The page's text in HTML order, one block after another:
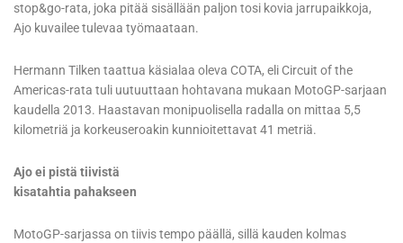
stop&go-rata, joka pitää sisällään paljon tosi kovia jarrupaikkoja,
Ajo kuvailee tulevaa työmaataan.
Hermann Tilken taattua käsialaa oleva COTA, eli Circuit of the
Americas-rata tuli uutuuttaan hohtavana mukaan MotoGP-sarjaan
kaudella 2013. Haastavan monipuolisella radalla on mittaa 5,5
kilometriä ja korkeuseroakin kunnioitettavat 41 metriä.
Ajo ei pistä tiivistä
kisatahtia pahakseen
MotoGP-sarjassa on tiivis tempo päällä, sillä kauden kolmas